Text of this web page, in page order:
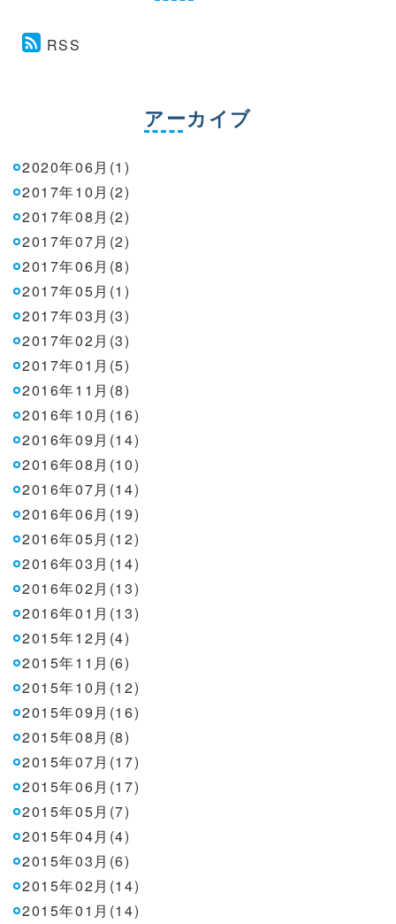
RSS
アーカイブ
2020年06月(1)
2017年10月(2)
2017年08月(2)
2017年07月(2)
2017年06月(8)
2017年05月(1)
2017年03月(3)
2017年02月(3)
2017年01月(5)
2016年11月(8)
2016年10月(16)
2016年09月(14)
2016年08月(10)
2016年07月(14)
2016年06月(19)
2016年05月(12)
2016年03月(14)
2016年02月(13)
2016年01月(13)
2015年12月(4)
2015年11月(6)
2015年10月(12)
2015年09月(16)
2015年08月(8)
2015年07月(17)
2015年06月(17)
2015年05月(7)
2015年04月(4)
2015年03月(6)
2015年02月(14)
2015年01月(14)